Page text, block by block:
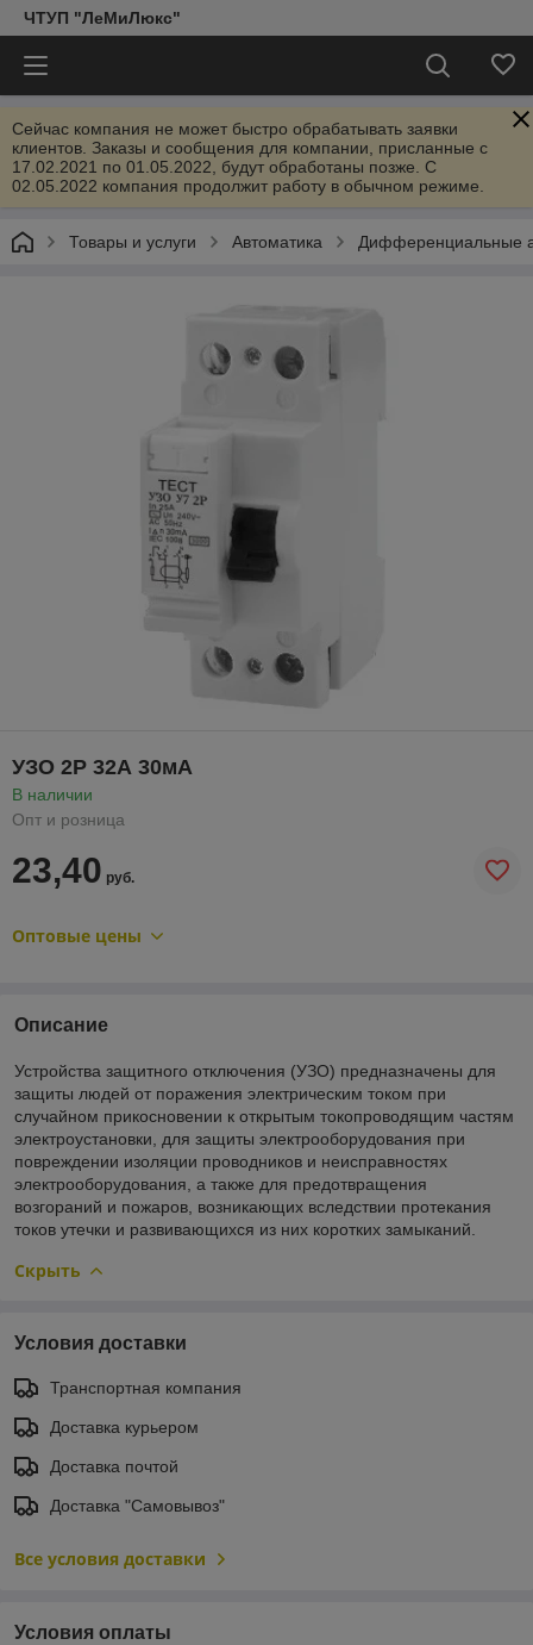
ЧТУП "ЛеМиЛюкс"
Сейчас компания не может быстро обрабатывать заявки
клиентов. Заказы и сообщения для компании, присланные с
17.02.2021 по 01.05.2022, будут обработаны позже. С
02.05.2022 компания продолжит работу в обычном режиме.
Товары и услуги Автоматика Дифференциальные
УЗО 2Р 32А 30мА
В наличии
Опт и розница
23,40 руб.
Оптовые цены
Описание
Устройства защитного отключения (УЗО) предназначены для
защиты людей от поражения электрическим током при
случайном прикосновении к открытым токопроводящим частям
электроустановки, для защиты электрооборудования при
повреждении изоляции проводников и неисправностях
электрооборудования, а также для предотвращения
возгораний и пожаров, возникающих вследствии протекания
токов утечки и развивающихся из них коротких замыканий.
Скрыть
Условия доставки
Транспортная компания
Доставка курьером
Доставка почтой
Доставка "Самовывоз"
Все условия доставки
Условия оплаты